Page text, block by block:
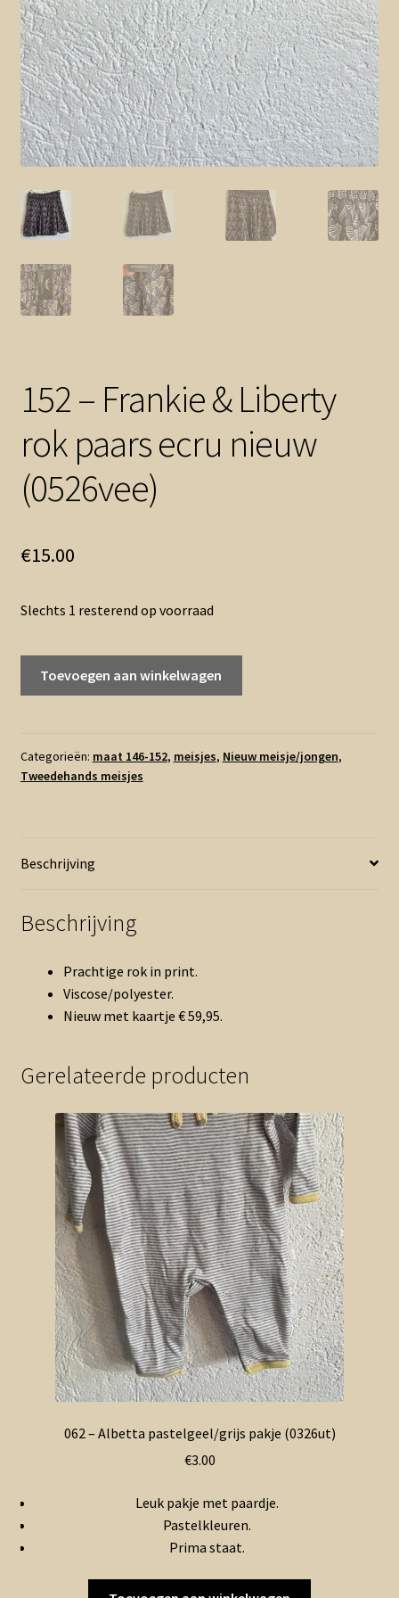
152 – Frankie & Liberty
rok paars ecru nieuw
(0526vee)
€15.00
Slechts 1 resterend op voorraad
Liberty
rok
(0526vee)
Toevoegen aan winkelwagen
Categorieën: maat 146-152, meisjes, Nieuw meisje/jongen,
Tweedehands meisjes
Beschrijving
Beschrijving
Prachtige rok in print.
Viscose/polyester.
Nieuw met kaartje € 59,95.
Gerelateerde producten
062 – Albetta pastelgeel/grijs pakje (0326ut)
€3.00
Leuk pakje met paardje.
Pastelkleuren.
Prima staat.